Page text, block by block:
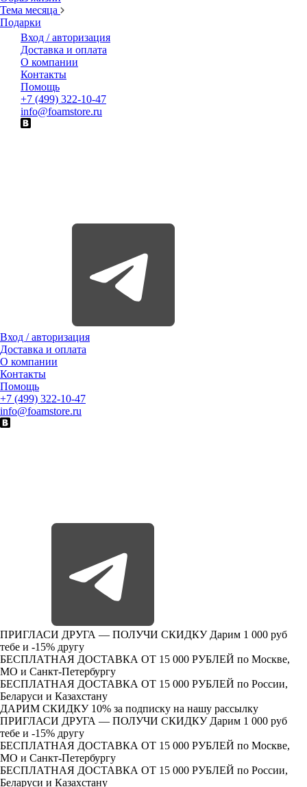
Тема месяца
Подарки
Вход / авторизация
Доставка и оплата
О компании
Контакты
Помощь
+7 (499) 322-10-47
info@foamstore.ru
Вход / авторизация
Доставка и оплата
О компании
Контакты
Помощь
+7 (499) 322-10-47
info@foamstore.ru
ПРИГЛАСИ ДРУГА — ПОЛУЧИ СКИДКУ Дарим 1 000 руб
тебе и -15% другу
БЕСПЛАТНАЯ ДОСТАВКА ОТ 15 000 РУБЛЕЙ по Москве,
МО и Санкт-Петербургу
БЕСПЛАТНАЯ ДОСТАВКА ОТ 15 000 РУБЛЕЙ по России,
Беларуси и Казахстану
ДАРИМ СКИДКУ 10% за подписку на нашу рассылку
ПРИГЛАСИ ДРУГА — ПОЛУЧИ СКИДКУ Дарим 1 000 руб
тебе и -15% другу
БЕСПЛАТНАЯ ДОСТАВКА ОТ 15 000 РУБЛЕЙ по Москве,
МО и Санкт-Петербургу
БЕСПЛАТНАЯ ДОСТАВКА ОТ 15 000 РУБЛЕЙ по России,
Беларуси и Казахстану